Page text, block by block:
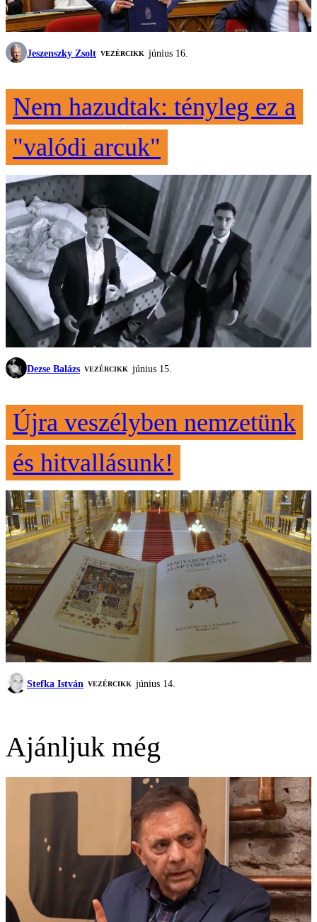
Jeszenszky Zsolt VEZÉRCIKK június 16.
Nem hazudtak: tényleg ez a
"valódi arcuk"
Dezse Balázs VEZÉRCIKK június 15.
Újra veszélyben nemzetünk
és hitvallásunk!
Stefka István VEZÉRCIKK június 14.
Ajánljuk még